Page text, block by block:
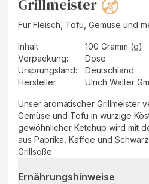
Grillmeister
Für Fleisch, Tofu, Gemüse und
Inhalt:
100 Gramm (g)
Verpackung:
Dose
Ursprungsland:
Deutschland
Hersteller: Ulrich Walter
Unser aromatischer Grillmeister
Gemüse und Tofu in würzige
gewöhnlicher Ketchup wird mit
aus Paprika, Kaffee und
Grillsoße.
Ernährungshinweise